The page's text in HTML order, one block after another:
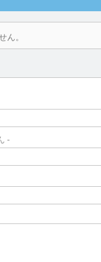
ん。
-